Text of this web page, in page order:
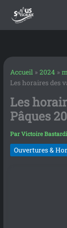
principal
contenu
Accueil 2024
Les horaires des
Les
Pâques
ParVictoire
Ouvertures &